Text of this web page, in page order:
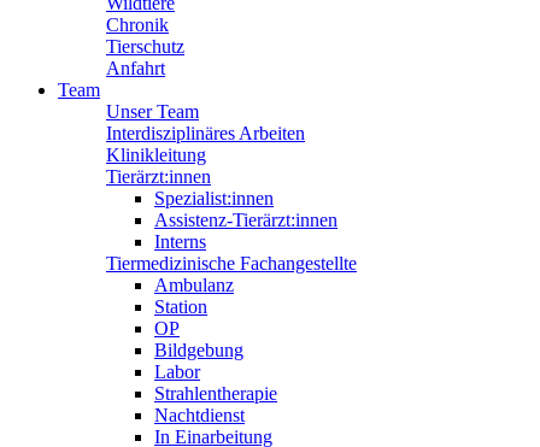
Chronik
Tierschutz
Anfahrt
Team
Unser Team
Interdisziplinäres Arbeiten
Klinikleitung
Tierärzt:innen
Spezialist:innen
Assistenz-Tierärzt:innen
Interns
Tiermedizinische Fachangestellte
Ambulanz
Station
OP
Bildgebung
Labor
Strahlentherapie
Nachtdienst
In Einarbeitung